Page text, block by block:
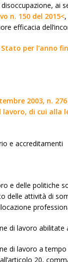
ai
n. 150 del 2015<
efficacia
per l’anno
2003, n.
di cui alla
e accreditamenti
e delle politiche
delle attività di
di lavoro
di lavoro a
20,